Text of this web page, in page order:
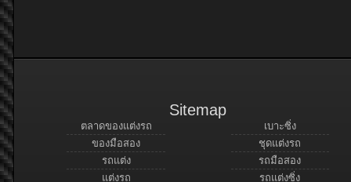
Sitemap
ตลาดของแต่งรถ
ของมือสอง
รถแต่ง
แต่งรถ
เบาะซิ่ง
ชุดแต่งรถ
รถมือสอง
รถแต่งซิ่ง